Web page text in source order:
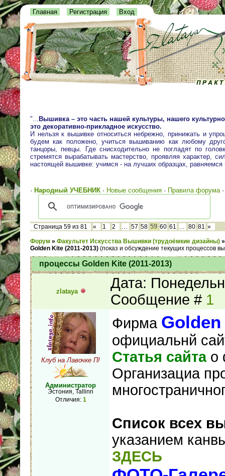
Главная Регистрация Вход
"... Вышивка – это часть нашей культуры, нашего
это декоративно-прикладное искусство.
И нельзя к вышивке относиться небрежно, принижать и
будем как положено, учиться вышиванию как любому
танцоры, певцы. Где снисходительно не погладят по
стремятся вырабатывать мастерство, проявляя характер,
настоящей вышивке: учимся - на лучших образцах,
· Народный УЧЕБНИК · Новые сообщения · Правила форума
Страница 59 из 81 « 1 2 … 57 58 59 60 61 … 80 81 »
Форум » Факультет Искусства Вышивки (трудоёмкие дизайны) »
Golden Kite (2011-2013) (показ и обсуждение текущих процессов
процессы Golden Kite (2011-2013)
zlataya
Дата:
Сообщение # 1
Клуб на Лавочке П!
Администратор
Эстония, Tallinn
Отличия: 1
Фирма
официальнй
Статья сайтао
Организациа
Список всех
указанием
ЗДЕСЬ